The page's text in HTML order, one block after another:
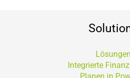
Lösungen
Integrierte
Planen in